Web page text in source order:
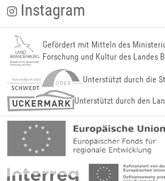
Instagram
Gefördert mit Mitteln des
Forschung und Kultur des Landes
Unterstützt durch die
Unterstützt durch den